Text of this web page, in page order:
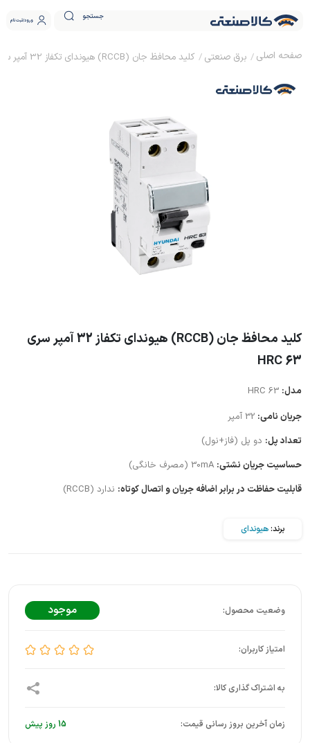
جستجو ورود ثبت نام
برق صنعتی کلید محافظ جان (RCCB) هیوندای تکفاز 32 آمپر سری HRC 63
کلید محافظ جان (RCCB) هیوندای تکفاز 32 آمپر سری
HRC 63
مدل:
جریان نامی:
تعداد پل: دو پل (فاز+نول)
حساسیت جریان نشتی:
قابلیت حفاظت در برابر اضافه جریان و اتصال کوتاه: ندارد (RCCB)
برند:هیوندای
موجود
زمان آخرین بروز رسانی قیمت: 15 روز پیش